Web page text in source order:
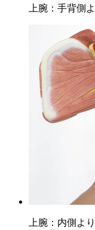
上腕：手背側
上腕：内側より